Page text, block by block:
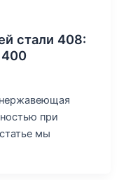
стали 408:
400
при
мы